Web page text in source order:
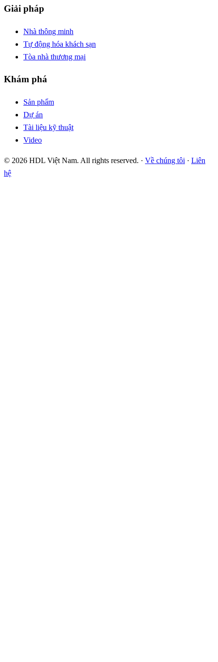
Giải pháp
Nhà thông minh
Tự động hóa khách sạn
Tòa nhà thương mại
Khám phá
Sản phẩm
Dự án
Tài liệu kỹ thuật
Video
© 2026 HDL Việt Nam. All rights reserved. · Về chúng tôi · Liên
hệ